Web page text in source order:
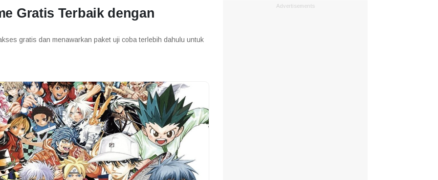
Gratis Terbaik dengan
gratis dan menawarkan paket uji coba terlebih dahulu untuk
Advertisements